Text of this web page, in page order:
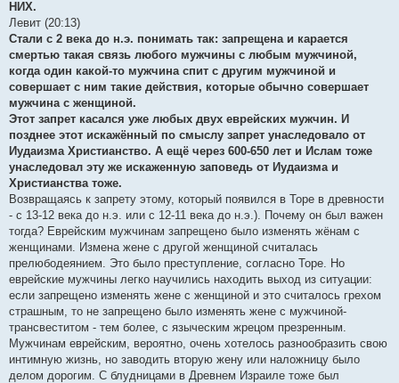
НИX.
Левит (20:13)
Стали с 2 века до н.э. понимать так: запрещена и карается
смертью такая связь любого мужчины с любым мужчиной,
когда один какой-то мужчина спит с другим мужчиной и
совершает с ним такие действия, которые обычно совершает
мужчина с женщиной.
Этот запрет касался уже любых двух еврейских мужчин. И
позднее этот искажённый по смыслу запрет унаследовало от
Иудаизма Христианство. А ещё через 600-650 лет и Ислам тоже
унаследовал эту же искаженную заповедь от Иудаизма и
Христианства тоже.
Возвращаясь к запрету этому, который появился в Торе в древности
- с 13-12 века до н.э. или с 12-11 века до н.э.). Почему он был важен
тогда? Еврейским мужчинам запрещено было изменять жёнам с
женщинами. Измена жене с другой женщиной считалась
прелюбодеянием. Это было преступление, согласно Торе. Но
еврейские мужчины легко научились находить выход из ситуации:
если запрещено изменять жене с женщиной и это считалось грехом
страшным, то не запрещено было изменять жене с мужчиной-
трансвеститом - тем более, с языческим жрецом презренным.
Мужчинам еврейским, вероятно, очень хотелось разнообразить свою
интимную жизнь, но заводить вторую жену или наложницу было
делом дорогим. С блудницами в Древнем Израиле тоже был